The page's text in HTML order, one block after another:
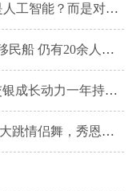
这一领域重点布局-观天下
20余人失踪_每日时讯
合A最新净值0.7145，跌1.23%
亲妈祝福，直言每天都是七夕